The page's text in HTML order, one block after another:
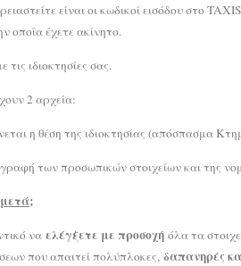
είναι οι κωδικοί εισόδου στο
οποία έχετε ακίνητο.
ιδιοκτησίες σας.
2 αρχεία:
η θέση της ιδιοκτησίας (απόσπασμα
των προσωπικών στοιχείων και της
να ελέγξετε με προσοχή όλα τα
που απαιτεί πολύπλοκες, δαπανηρές